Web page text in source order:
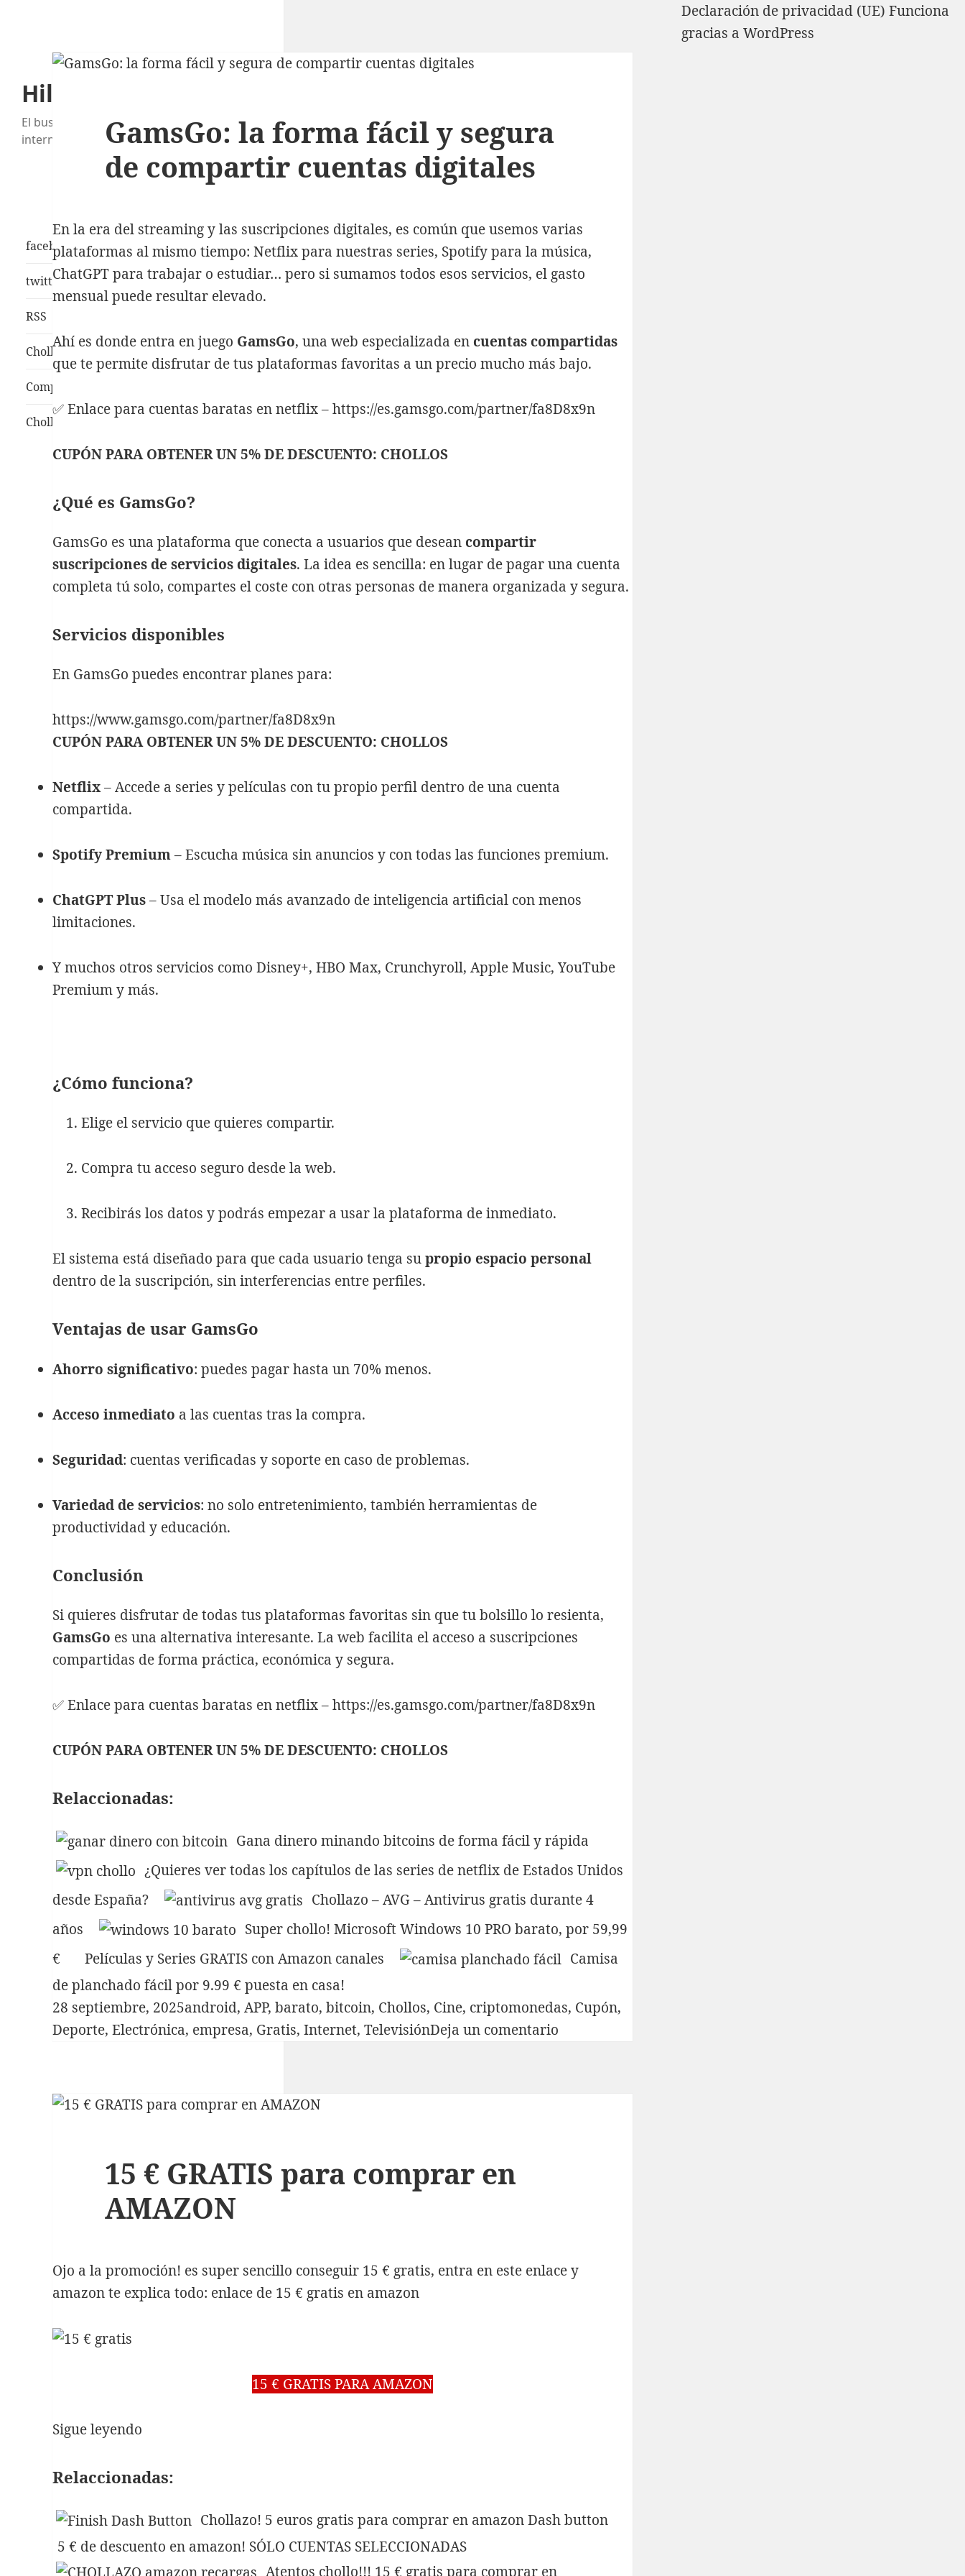
HiloDeChollos.com
El buscador de chollos y gangas por
internet
facebook
twitter
RSS
Chollamazon Buscador de chollos
Comparte un chollo
Chollazos conseguidos
GamsGo: la forma fácil y
cuentas digitales
15 € GRATIS para
comprar en AMAZON
barato – Chollazo!
Sistema de Enfriamiento
jardín / terraza
CHOLLAZO! REBAJA DE
PRECIO en aspirador de
mano CECOTEC de 300 €
Jessica RuizenReview
ChollomanenChollo
Beelink GT1 Octa core
Cholloman
bombazo! error de
descuento!
belen85alonsoen Chollo
Sorteo Black Friday 2
productos Victsing
enChollo Sorteo Black
Friday 2 productos
Victsing
octubre 2022
octubre 2021
febrero 2021
octubre 2020
septiembre 2020
mayo 2020
noviembre 2019
agosto 2019
junio 2019
abril 2019
marzo 2019
GamsGo: la forma fácil y segura
de compartir cuentas digitales
En la era del streaming y las suscripciones digitales, es común que usemos varias
plataformas al mismo tiempo: Netflix para nuestras series, Spotify para la música,
ChatGPT para trabajar o estudiar… pero si sumamos todos esos servicios, el gasto
mensual puede resultar elevado.
Ahí es donde entra en juego GamsGo, una web especializada en cuentas compartidas
que te permite disfrutar de tus plataformas favoritas a un precio mucho más bajo.
✅ Enlace para cuentas baratas en netflix –https://es.gamsgo.com/partner/fa8D8x9n
CUPÓN PARA OBTENER UN 5% DE DESCUENTO: CHOLLOS
¿Qué es GamsGo?
GamsGo es una plataforma que conecta a usuarios que desean compartir
suscripciones de servicios digitales. La idea es sencilla: en lugar de pagar una cuenta
completa tú solo, compartes el coste con otras personas de manera organizada y segura.
Servicios disponibles
En GamsGo puedes encontrar planes para:
https://www.gamsgo.com/partner/fa8D8x9n
CUPÓN PARA OBTENER UN 5% DE DESCUENTO: CHOLLOS
Netflix– Accede a series y películas con tu propio perfil dentro de una cuenta
compartida.
Spotify Premium– Escucha música sin anuncios y con todas las funciones premium.
ChatGPT Plus– Usa el modelo más avanzado de inteligencia artificial con menos
limitaciones.
Y muchos otros servicios como Disney+, HBO Max, Crunchyroll, Apple Music, YouTube
Premium y más.
¿Cómo funciona?
Elige el servicio que quieres compartir.
Compra tu acceso seguro desde la web.
Recibirás los datos y podrás empezar a usar la plataforma de inmediato.
El sistema está diseñado para que cada usuario tenga supropio espacio personal
dentro de la suscripción, sin interferencias entre perfiles.
Ventajas de usar GamsGo
Ahorro significativo: puedes pagar hasta un 70% menos.
Acceso inmediato a las cuentas tras la compra.
Seguridad: cuentas verificadas y soporte en caso de problemas.
Variedad de servicios: no solo entretenimiento, también herramientas de
productividad y educación.
Conclusión
Si quieres disfrutar de todas tus plataformas favoritas sin que tu bolsillo lo resienta,
GamsGo es una alternativa interesante. La web facilita el acceso a suscripciones
compartidas de forma práctica, económica y segura.
✅ Enlace para cuentas baratas en netflix –https://es.gamsgo.com/partner/fa8D8x9n
CUPÓN PARA OBTENER UN 5% DE DESCUENTO: CHOLLOS
Relaccionadas:
Gana dinero minando bitcoins de forma fácil y rápida
¿Quieres ver todas los capítulos de las series de netflix de Estados Unidos
desde España?
Chollazo – AVG – Antivirus gratis durante 4
años
Super chollo! Microsoft Windows 10 PRO barato, por 59,99
€
Películas y Series GRATIS con Amazon canales
Camisa
de planchado fácil por 9.99 € puesta en casa!
Publicado
el
28 septiembre, 2025Categorías
android, APP, barato, bitcoin, Chollos, Cine, criptomonedas, Cupón,
Deporte, Electrónica, empresa, Gratis, Internet, TelevisiónDeja un comentarioen
15 € GRATIS para comprar en
AMAZON
Ojo a la promoción! es super sencillo conseguir 15 € gratis, entra en este enlace y
amazon te explica todo: enlace de 15 € gratis en amazon
15 € GRATIS PARA AMAZON
Sigue leyendo15
GRATIS
comprar
en
Relaccionadas:
Chollazo! 5 euros gratis para comprar en amazon Dash button
5 € de descuento en amazon! SÓLO CUENTAS SELECCIONADAS
Atentos chollo!!! 15 € gratis para comprar en
Declaración de privacidad (UE) Funciona
gracias a WordPress